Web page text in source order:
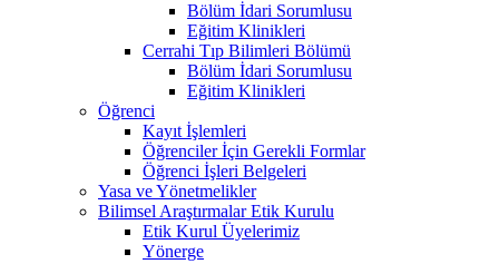
Bölüm İdari Sorumlusu
Eğitim Klinikleri
Cerrahi Tıp Bilimleri Bölümü
Bölüm İdari Sorumlusu
Eğitim Klinikleri
Öğrenci
Kayıt İşlemleri
Öğrenciler İçin Gerekli Formlar
Öğrenci İşleri Belgeleri
Yasa ve Yönetmelikler
Bilimsel Araştırmalar Etik Kurulu
Etik Kurul Üyelerimiz
Yönerge